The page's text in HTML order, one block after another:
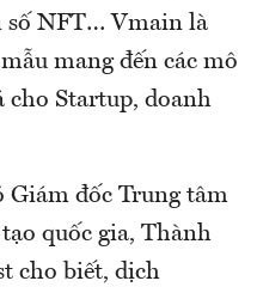
số NFT… Vmain là
mang đến các mô
Startup, doanh
Giám đốc Trung tâm
quốc gia, Thành
cho biết, dịch